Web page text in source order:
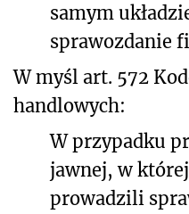
samym
sprawozdanie
W myśl art. 572
handlowych:
W przypadku
jawnej, w
prowadzili